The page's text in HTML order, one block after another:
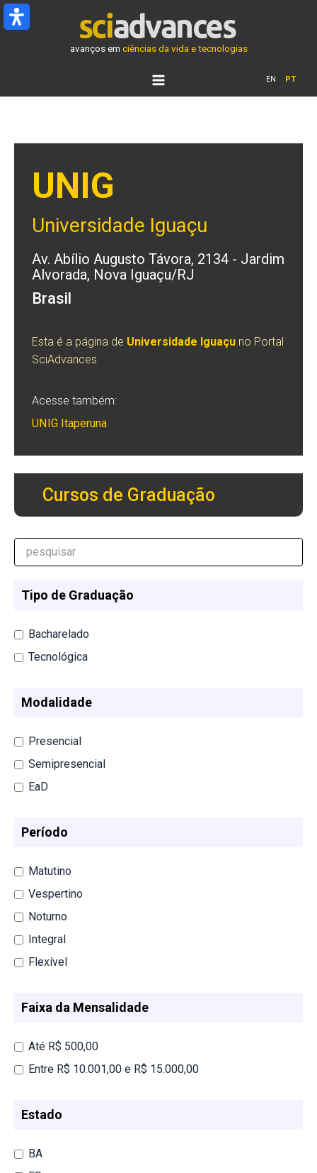
Ir
para
avanços em ciências da vida e tecnologias
EN PT
UNIG
Universidade Iguaçu
Av. Abílio Augusto Távora, 2134 - Jardim
Alvorada, Nova Iguaçu/RJ
Brasil
Esta é a página de Universidade Iguaçu no Portal
SciAdvances
Acesse também:
UNIG Itaperuna
Cursos de Graduação
Tipo de Graduação
Bacharelado
Tecnológica
Modalidade
Presencial
Semipresencial
EaD
Período
Matutino
Vespertino
Noturno
Integral
Flexível
Faixa da Mensalidade
Até R$ 500,00
Entre R$ 10.001,00 e R$ 15.000,00
Estado
BA